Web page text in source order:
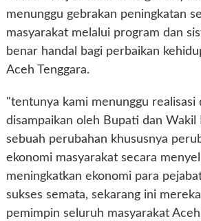
menunggu gebrakan peningkatan
masyarakat melalui program dan
benar handal bagi perbaikan
Aceh Tenggara.
"tentunya kami menunggu realisasi
disampaikan oleh Bupati dan
sebuah perubahan khususnya
ekonomi masyarakat secara
meningkatkan ekonomi para
sukses semata, sekarang ini
pemimpin seluruh masyarakat